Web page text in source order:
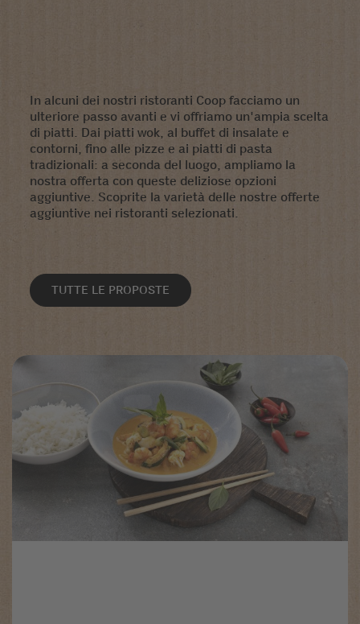
In alcuni dei nostri ristoranti Coop facciamo un
ulteriore passo avanti e vi offriamo un'ampia scelta
di piatti. Dai piatti wok, al buffet di insalate e
contorni, fino alle pizze e ai piatti di pasta
tradizionali: a seconda del luogo, ampliamo la
nostra offerta con queste deliziose opzioni
aggiuntive. Scoprite la varietà delle nostre offerte
aggiuntive nei ristoranti selezionati.
TUTTE LE PROPOSTE